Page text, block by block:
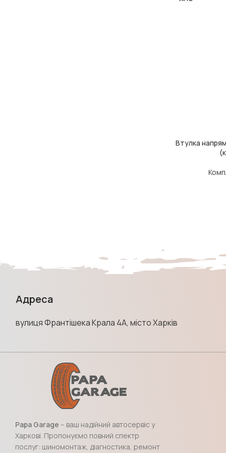
ЧИТАТИ ДАЛІ
Втулка
Адреса
вулиця Франтішека Крала 4А, місто Харків
Papa Garage – ваш надійний автосервіс у
Харкові. Пропонуємо повний спектр
послуг: шиномонтаж, діагностика, ремонт